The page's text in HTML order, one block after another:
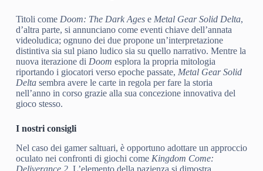
Titoli come Doom: The Dark Agese Metal Gear Solid Delta,
d’altra parte, si annunciano come eventi chiave dell’annata
videoludica; ognuno dei due propone un’interpretazione
distintiva sia sul piano ludico sia su quello narrativo. Mentre la
nuova iterazione di Doom esplora la propria mitologia
riportando i giocatori verso epoche passate, Metal Gear Solid
Deltasembra avere le carte in regola per fare la storia
nell’anno in corso grazie alla sua concezione innovativa del
gioco stesso.
I nostri consigli
Nel caso dei gamer saltuari, è opportuno adottare un approccio
oculato nei confronti di giochi come Kingdom Come:
Deliverance 2. L’elemento della pazienza si dimostra